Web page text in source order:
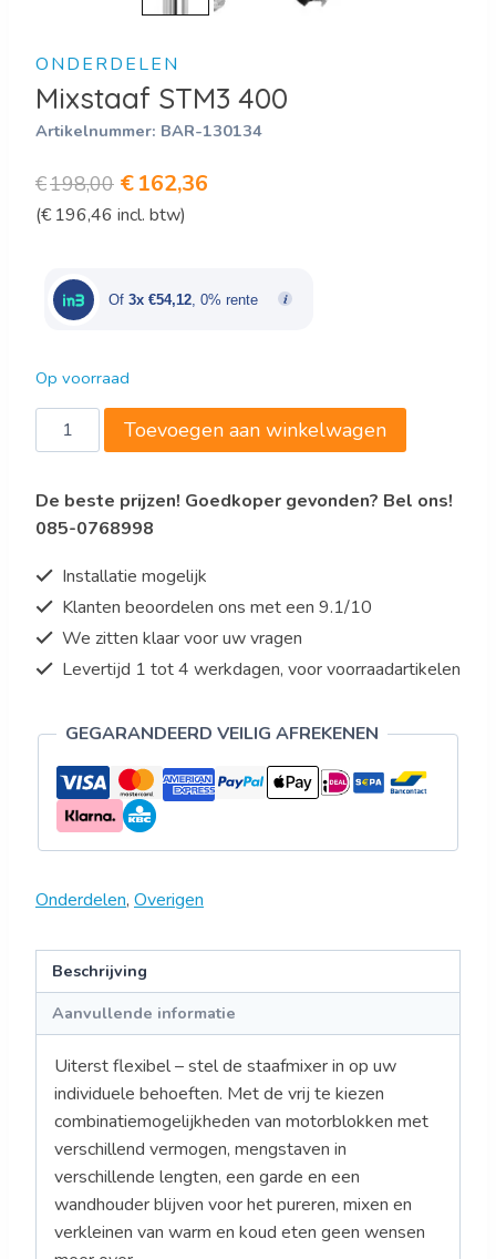
ONDERDELEN
Mixstaaf STM3 400
Artikelnummer: BAR-130134
€198,00 Oorspronkelijke
prijs
€198,00.
€162,36
€162,36.
(€ 196,46 incl. btw)
Of 3x €54,12, 0% rente
Op voorraad
Mixstaaf
STM3
aantal
Toevoegen aan winkelwagen
De beste prijzen! Goedkoper gevonden? Bel ons!
085-0768998
Installatie mogelijk
Klanten beoordelen ons met een 9.1/10
We zitten klaar voor uw vragen
Levertijd 1 tot 4 werkdagen, voor voorraadartikelen
GEGARANDEERD VEILIG AFREKENEN
Onderdelen, Overigen
Beschrijving
Aanvullende informatie
Uiterst flexibel – stel de staafmixer in op uw
individuele behoeften. Met de vrij te kiezen
combinatiemogelijkheden van motorblokken met
verschillend vermogen, mengstaven in
verschillende lengten, een garde en een
wandhouder blijven voor het pureren, mixen en
verkleinen van warm en koud eten geen wensen